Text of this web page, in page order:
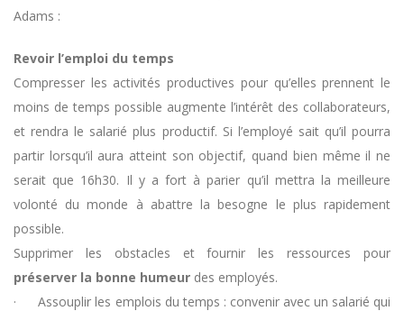
Adams :
Revoir l’emploi du temps
Compresser les activités productives pour qu’elles prennent le
moins de temps possible augmente l’intérêt des collaborateurs,
et rendra le salarié plus productif. Si l’employé sait qu’il pourra
partir lorsqu’il aura atteint son objectif, quand bien même il ne
serait que 16h30. Il y a fort à parier qu’il mettra la meilleure
volonté du monde à abattre la besogne le plus rapidement
possible.
Supprimer les obstacles et fournir les ressources pour
préserver la bonne humeur des employés.
· Assouplir les emplois du temps : convenir avec un salarié qui